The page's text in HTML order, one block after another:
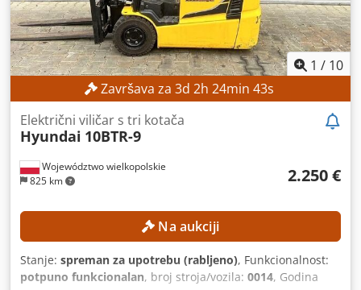
1 / 10
Završava za 3d 2h 24min 41s
Województwo wielkopolskie
825 km
Električni viličar s tri kotača
Hyundai 10BTR-9
2.250 €
Na aukciji
Stanje: spreman za upotrebu (rabljeno), Funkcionalnost:
potpuno funkcionalan, broj stroja/vozila: 0014, Godina